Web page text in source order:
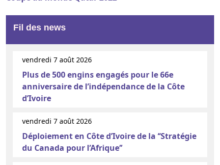
Fil des news
vendredi 7 août 2026
Plus de 500 engins engagés pour le 66e
anniversaire de l’indépendance de la Côte
d’Ivoire
vendredi 7 août 2026
Déploiement en Côte d’Ivoire de la ‘‘Stratégie
du Canada pour l’Afrique’’